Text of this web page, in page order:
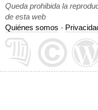
Queda prohibida la
de esta web
Quiénes somos -